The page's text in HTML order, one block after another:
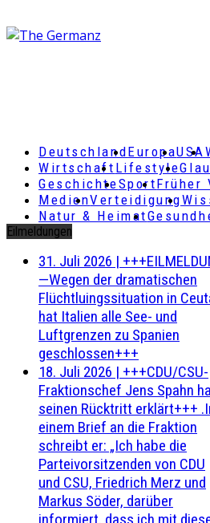
DeutschlandEuropaUSA
Wirtschaft Lifestyle
GeschichteSportFrüher
MedienVerteidigung
Natur & Heimat
Eilmeldungen
31. Juli 2026 |
—Wegen der dramatischen
Flüchtluingssituation in
hat Italien alle See- und
Luftgrenzen zu Spanien
geschlossen+++
18. Juli 2026 | +++CDU/CSU-
Fraktionschef Jens Spahn
seinen Rücktritt erklärt+++
einem Brief an die Fraktion
schreibt er: „Ich habe die
Parteivorsitzenden von CDU
und CSU, Friedrich Merz und
Markus Söder, darüber